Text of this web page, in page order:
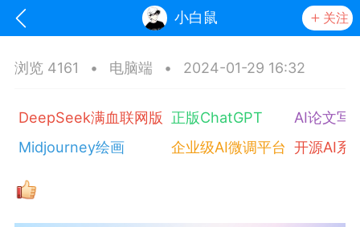
小白鼠 关注
浏览 4161 • 电脑端 • 2024-01-29 16:32
DeepSeek满血联网版
Midjourney绘画
正版ChatGPT
企业级AI微调平台
AI论文写
开源AI系